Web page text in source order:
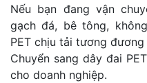
Nếu bạn đang vận
gạch đá, bê tông,
PET chịu tải tương
Chuyển sang dây đai
cho doanh nghiệp.